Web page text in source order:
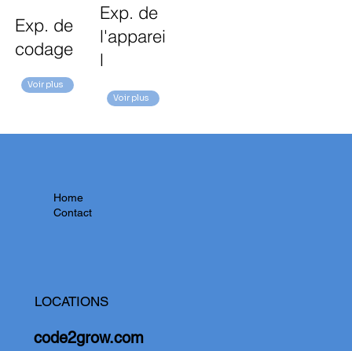
Exp. de
codage
Voir plus
Exp. de
l'apparei
l
Voir plus
Home
Contact
LOCATIONS
code2grow.com